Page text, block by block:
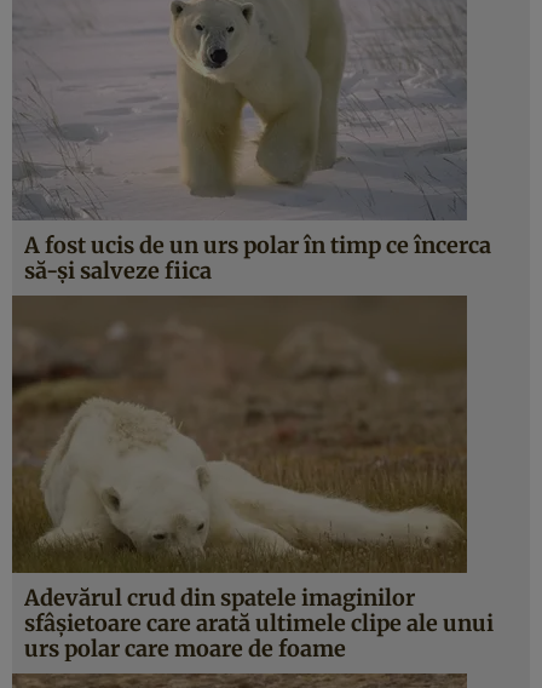
A fost ucis de un urs polar în timp ce încerca
să-şi salveze fiica
Adevărul crud din spatele imaginilor
sfâşietoare care arată ultimele clipe ale unui
urs polar care moare de foame